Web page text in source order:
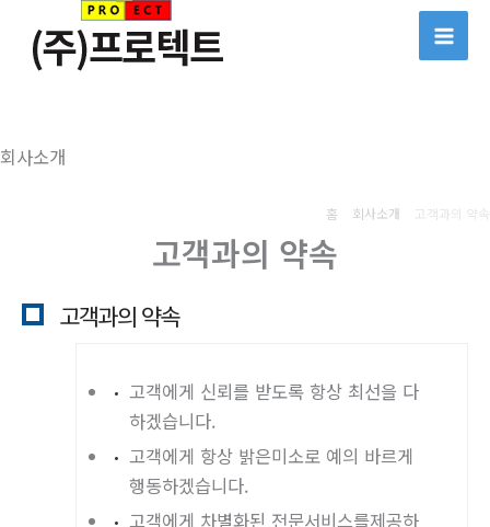
너
회사소개
홈 회사소개 고객과의 약속
고객과의 약속
고객과의 약속
고객에게 신뢰를 받도록 항상 최선을 다
하겠습니다.
고객에게 항상 밝은미소로 예의 바르게
행동하겠습니다.
고객에게 차별화된 전문서비스를제공하